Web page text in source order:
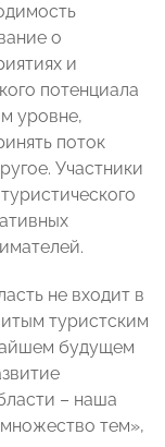
о
и
потенциала
уровне,
поток
Участники
не входит в
туристским
будущем
– наша
тем»,